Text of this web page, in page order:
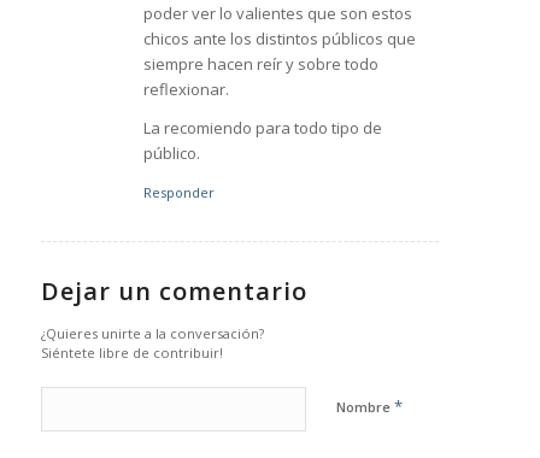
poder ver lo valientes que son estos
chicos ante los distintos públicos que
siempre hacen reír y sobre todo
reflexionar.
La recomiendo para todo tipo de
público.
Responder
Dejar un comentario
¿Quieres unirte a la conversación?
Siéntete libre de contribuir!
Nombre *